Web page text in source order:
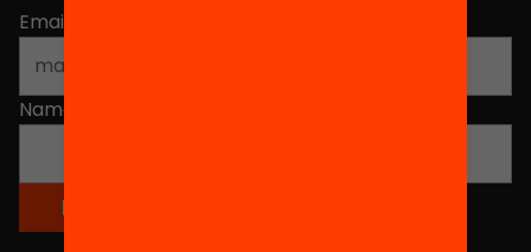
Email address
Name